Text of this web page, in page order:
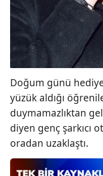
kılınması ve
reklam/pazarlama
sınırlı olarak açık
Çerezlere ilişkin
vasıtasıyla
için Ayarlar butonuna
Metnimizi
ziyaret
6698 sayılı Kişisel
hazırlanmış Aydınlatma
ilgili mevzuata uygun
tıklayınız
Doğum günü
yüzük aldığı
duymamazlıktan
diyen genç şarkıcı
oradan uzaklaştı.